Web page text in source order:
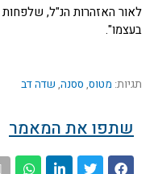
לאור האזהרות הנ"ל, שלפחות
בעצמו".
תגיות: מטוס, ססנה, שדה דב
שתפו את המאמר